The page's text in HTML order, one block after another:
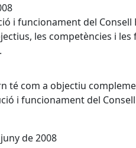
i funcionament del Consell
les competències i les
té com a objectiu
i funcionament del
de 2008